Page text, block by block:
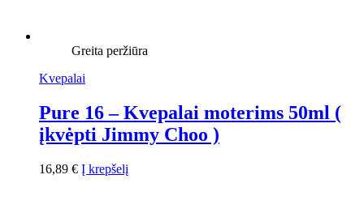
Greita peržiūra
Kvepalai
Pure 16 – Kvepalai moterims 50ml (
įkvėpti Jimmy Choo )
16,89 € Į krepšelį